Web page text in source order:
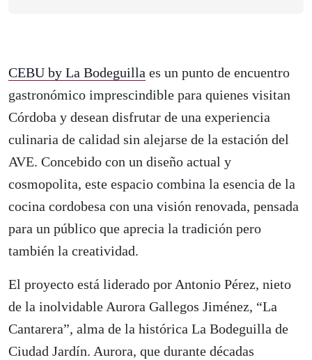
CEBU by La Bodeguilla es un punto de encuentro
gastronómico imprescindible para quienes visitan
Córdoba y desean disfrutar de una experiencia
culinaria de calidad sin alejarse de la estación del
AVE. Concebido con un diseño actual y
cosmopolita, este espacio combina la esencia de la
cocina cordobesa con una visión renovada, pensada
para un público que aprecia la tradición pero
también la creatividad.
El proyecto está liderado por Antonio Pérez, nieto
de la inolvidable Aurora Gallegos Jiménez, “La
Cantarera”, alma de la histórica La Bodeguilla de
Ciudad Jardín. Aurora, que durante décadas